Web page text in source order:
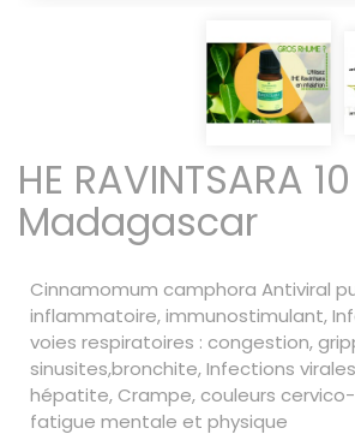
HE RAVINTSARA
Madagascar
Cinnamomum camphora Antiviral
inflammatoire, immunostimulant,
voies respiratoires : congestion,
sinusites,bronchite, Infections
hépatite, Crampe, couleurs
fatigue mentale et physique